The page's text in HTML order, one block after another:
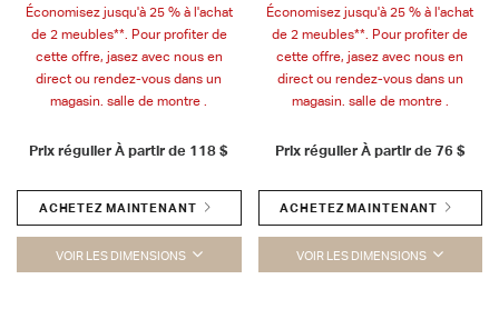
Économisez jusqu'à 25 % à l'achat
de 2 meubles**. Pour profiter de
cette offre, jasez avec nous en
direct ou rendez-vous dans un
magasin. salle de montre .
Prix régulier À partir de 118 $
ACHETEZ MAINTENANT
VOIR LES DIMENSIONS
Économisez jusqu'à 25 % à l'achat
de 2 meubles**. Pour profiter de
cette offre, jasez avec nous en
direct ou rendez-vous dans un
magasin. salle de montre .
Prix régulier À partir de 76 $
ACHETEZ MAINTENANT
VOIR LES DIMENSIONS